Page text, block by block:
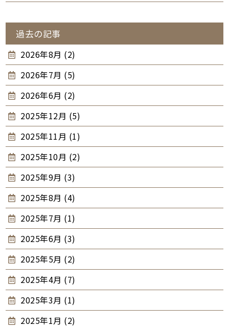
過去の記事
2026年8月 (2)
2026年7月 (5)
2026年6月 (2)
2025年12月 (5)
2025年11月 (1)
2025年10月 (2)
2025年9月 (3)
2025年8月 (4)
2025年7月 (1)
2025年6月 (3)
2025年5月 (2)
2025年4月 (7)
2025年3月 (1)
2025年1月 (2)